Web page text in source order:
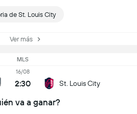
de St. Louis City
Ver más
MLS
16/08
2:30 St. Louis City
va a ganar?